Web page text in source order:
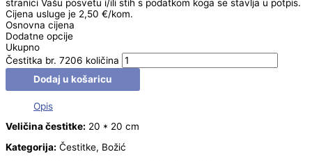
stranici Vašu posvetu i/ili stih s podatkom koga se stavlja u potpis.
Cijena usluge je 2,50 €/kom.
Osnovna cijena
Dodatne opcije
Ukupno
Čestitka br. 7206 količina
Dodaj u košaricu
Opis
Veličina čestitke: 20 * 20 cm
Kategorija: Čestitke, Božić